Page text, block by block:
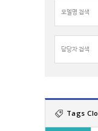
색
:
델
명
:자
:
Tags